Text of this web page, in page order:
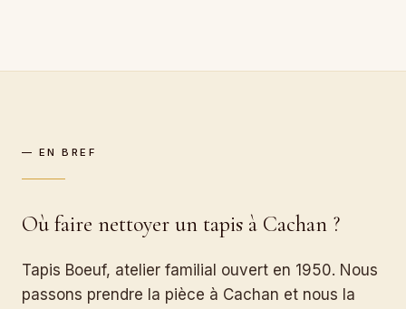
— EN BREF
Où faire nettoyer un tapis à Cachan ?
Tapis Boeuf, atelier familial ouvert en 1950. Nous
passons prendre la pièce à Cachan et nous la